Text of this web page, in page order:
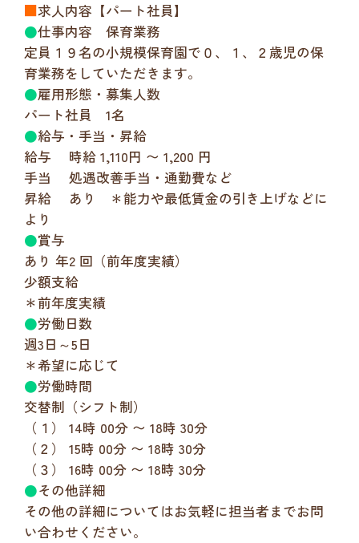
■求人内容【パート社員】
●仕事内容 保育業務
定員１９名の小規模保育園で０、１、２歳児の保
育業務をしていただきます。
●雇用形態・募集人数
パート社員 1名
●給与・手当・昇給
給与 時給 1,110円 〜 1,200 円
手当 処遇改善手当・通勤費など
昇給 あり ＊能力や最低賃金の引き上げなどに
より
●賞与
あり 年2 回（前年度実績）
少額支給
＊前年度実績
●労働日数
週3日～5日
＊希望に応じて
●労働時間
交替制（シフト制）
（１） 14時 00分 〜 18時 30分
（２） 15時 00分 〜 18時 30分
（３） 16時 00分 〜 18時 30分
●その他詳細
その他の詳細についてはお気軽に担当者までお問
い合わせください。